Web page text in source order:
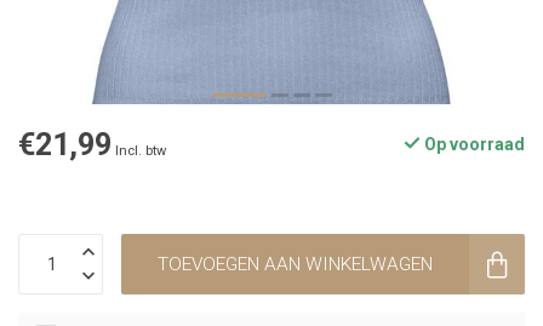
€21,99 Incl. btw Op voorraad
TOEVOEGEN AAN WINKELWAGEN